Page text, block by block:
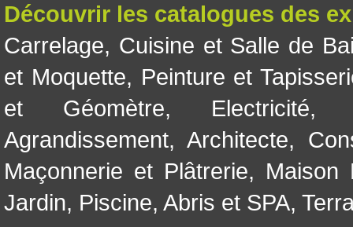
Découvrir les catalogues des
Carrelage, Cuisine et Salle de
et Moquette, Peinture et
et Géomètre, Electricité
Agrandissement, Architecte,
Maçonnerie et Plâtrerie, Maison
Jardin, Piscine, Abris et SPA,